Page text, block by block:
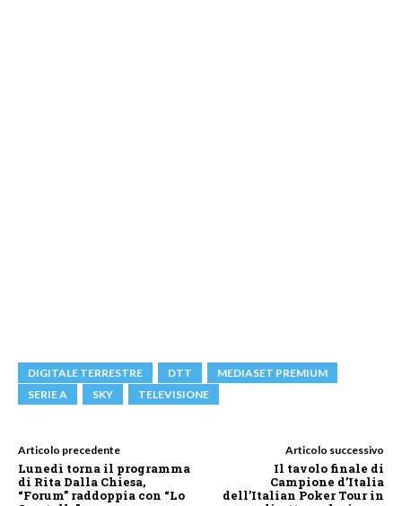
DIGITALE TERRESTRE DTT
MEDIASET PREMIUM
SERIE A
SKY TELEVISIONE
Articolo precedente
Lunedì torna il programma
di Rita Dalla Chiesa,
“Forum” raddoppia con “Lo
Articolo successivo
Il tavolo finale di
Campione d’Italia
dell’Italian Poker Tour in